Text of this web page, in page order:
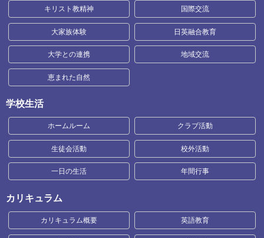
キリスト教精神 国際交流
大家族体験 日英融合教育
大学との連携 地域交流
恵まれた自然
学校生活
ホームルーム クラブ活動
生徒会活動 校外活動
一日の生活 年間行事
カリキュラム
カリキュラム概要 英語教育